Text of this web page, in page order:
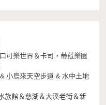
可樂世界＆卡司，蒂菈樂園
小烏來天空步道 & 水中土地
族館＆慈湖＆大溪老街＆新